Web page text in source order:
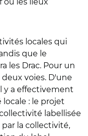
locales qui
que le
les Drac. Pour un
voies. D'une
y a effectivement
: le projet
labellisée
la collectivité,